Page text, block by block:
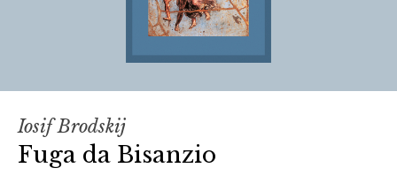
Iosif Brodskij
Fuga da Bisanzio